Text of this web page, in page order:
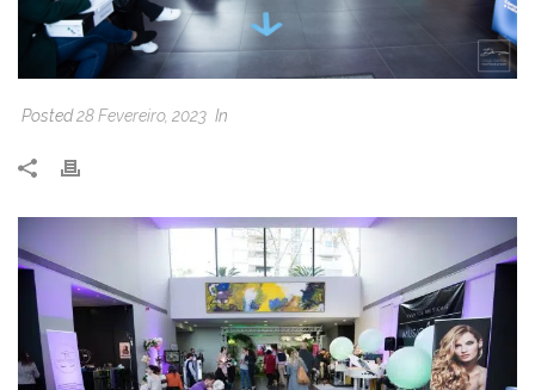
Posted28 Fevereiro, 2023 In